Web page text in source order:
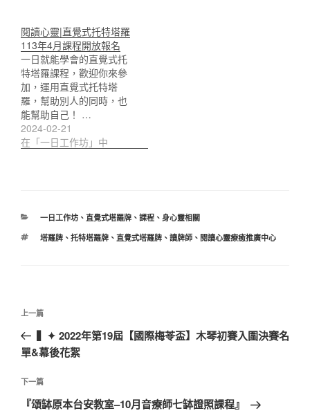
閱讀心靈|直覺式托特塔羅
113年4月課程開放報名
一日就能學會的直覺式托
特塔羅課程，歡迎你來參
加，運用直覺式托特塔
羅，幫助別人的同時，也
能幫助自己！ …
2024-02-21
在「一日工作坊」中
分
一日工作坊、 直覺式塔羅牌、 課程、 身心靈相關
標
塔羅牌、 托特塔羅牌、 直覺式塔羅牌、 讀牌師、 閱讀心靈療癒推廣中心
文
導
覽
上
一
篇
章
上一篇
▍✦ 2022年第19屆【國際梅苓盃】木琴初賽入圍決賽名
單&幕後花絮
下
一
下一篇
『頌缽原本台安教室–10月音療師七缽證照課程』